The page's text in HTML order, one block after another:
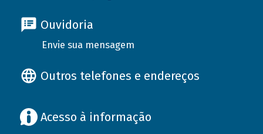
Ouvidoria
Envie sua mensagem
Outros telefones e endereços
Acesso à informação